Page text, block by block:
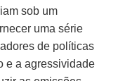
sob um
uma série
de políticas
e a agressividade